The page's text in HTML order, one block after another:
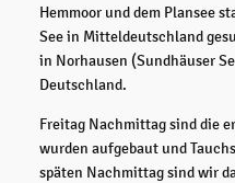
Hemmoor und dem Plansee
See in Mitteldeutschland
in Norhausen (Sundhäuser
Deutschland.
Freitag Nachmittag sind die
wurden aufgebaut und
späten Nachmittag sind wir